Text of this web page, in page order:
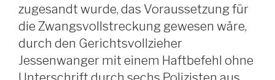
zugesandt wurde, das Voraussetzung für
die Zwangsvollstreckung gewesen wäre,
durch den Gerichtsvollzieher
Jessenwanger mit einem Haftbefehl ohne